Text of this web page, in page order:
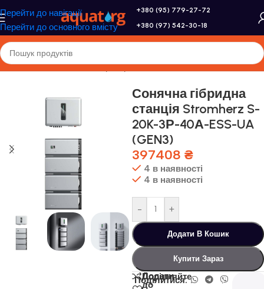
Перейти до навігації
Перейти до основного вмісту
+380 (95) 779-27-72
+380 (97) 542-30-18
Головна/Altek/Комплекти резервного живлення
Сонячна гібридна
станція Stromherz S-
20K-3Р-40А-ESS-UA
(GEN3)
397408 ₴
4 в наявності
4 в наявності
- +
Додати В Кошик
Купити Зараз
Порівняйте
Додати
до
Поділитися: